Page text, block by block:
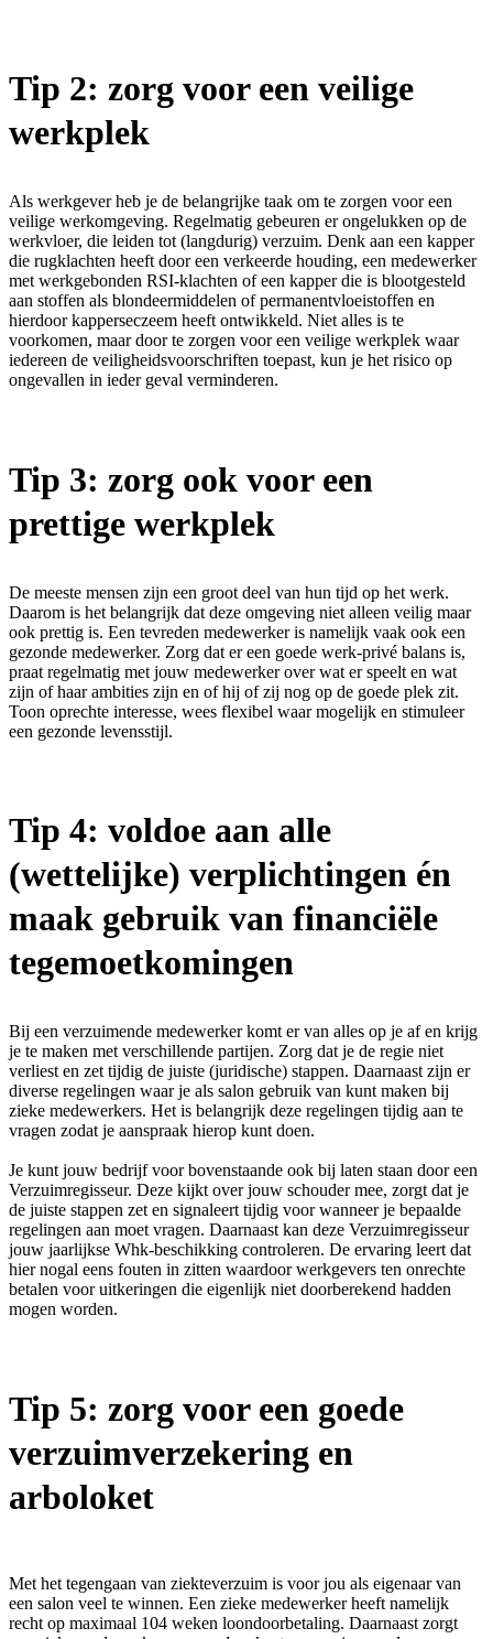
Tip 2: zorg voor een veilige
werkplek
Als werkgever heb je de belangrijke taak om te zorgen voor een
veilige werkomgeving. Regelmatig gebeuren er ongelukken op de
werkvloer, die leiden tot (langdurig) verzuim. Denk aan een kapper
die rugklachten heeft door een verkeerde houding, een medewerker
met werkgebonden RSI-klachten of een kapper die is blootgesteld
aan stoffen als blondeermiddelen of permanentvloeistoffen en
hierdoor kapperseczeem heeft ontwikkeld. Niet alles is te
voorkomen, maar door te zorgen voor een veilige werkplek waar
iedereen de veiligheidsvoorschriften toepast, kun je het risico op
ongevallen in ieder geval verminderen.
Tip 3: zorg ook voor een
prettige werkplek
De meeste mensen zijn een groot deel van hun tijd op het werk.
Daarom is het belangrijk dat deze omgeving niet alleen veilig maar
ook prettig is. Een tevreden medewerker is namelijk vaak ook een
gezonde medewerker. Zorg dat er een goede werk-privé balans is,
praat regelmatig met jouw medewerker over wat er speelt en wat
zijn of haar ambities zijn en of hij of zij nog op de goede plek zit.
Toon oprechte interesse, wees flexibel waar mogelijk en stimuleer
een gezonde levensstijl.
Tip 4: voldoe aan alle
(wettelijke) verplichtingen én
maak gebruik van financiële
tegemoetkomingen
Bij een verzuimende medewerker komt er van alles op je af en krijg
je te maken met verschillende partijen. Zorg dat je de regie niet
verliest en zet tijdig de juiste (juridische) stappen. Daarnaast zijn er
diverse regelingen waar je als salon gebruik van kunt maken bij
zieke medewerkers. Het is belangrijk deze regelingen tijdig aan te
vragen zodat je aanspraak hierop kunt doen.
Je kunt jouw bedrijf voor bovenstaande ook bij laten staan door een
Verzuimregisseur. Deze kijkt over jouw schouder mee, zorgt dat je
de juiste stappen zet en signaleert tijdig voor wanneer je bepaalde
regelingen aan moet vragen. Daarnaast kan deze Verzuimregisseur
jouw jaarlijkse Whk-beschikking controleren. De ervaring leert dat
hier nogal eens fouten in zitten waardoor werkgevers ten onrechte
betalen voor uitkeringen die eigenlijk niet doorberekend hadden
mogen worden.
Tip 5: zorg voor een goede
verzuimverzekering en
arboloket
Met het tegengaan van ziekteverzuim is voor jou als eigenaar van
een salon veel te winnen. Een zieke medewerker heeft namelijk
recht op maximaal 104 weken loondoorbetaling. Daarnaast zorgt